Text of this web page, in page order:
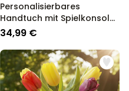
Personalisierbares
Handtuch mit Spielkonsole
und Text
34,99 €